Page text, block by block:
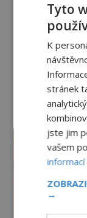
Tyto
K
stránek
jste jim
vašem
informací
→